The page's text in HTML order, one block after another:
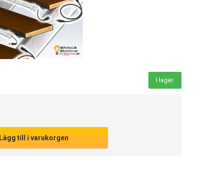
I lager.
Lägg till i varukorgen